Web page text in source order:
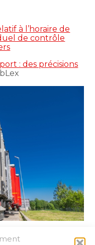
à l’horaire de
de contrôle
: des précisions